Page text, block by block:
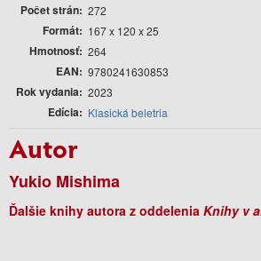
Počet strán 272
Formát 167 x 120 x 25
Hmotnosť 264
EAN 9780241630853
Rok vydania 2023
Edícia Klasická beletria
Autor
Yukio Mishima
Ďalšie knihy autora z oddelenia Knihy v